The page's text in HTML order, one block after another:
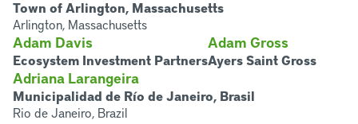
Town of Arlington, Massachusetts
Arlington, Massachusetts
Adam Davis
Ecosystem Investment Partners
Adam Gross
Ayers Saint Gross
Adriana Larangeira
Municipalidad de Río de Janeiro, Brasil
Rio de Janeiro, Brazil